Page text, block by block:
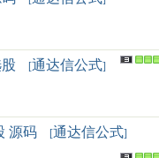
[通达信公式]
源码 [通达信公式]